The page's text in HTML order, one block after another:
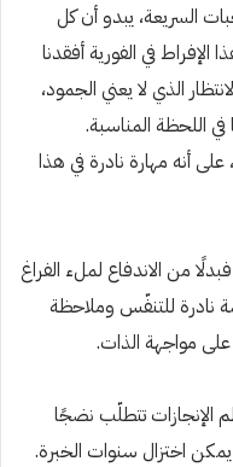
السريعة، يبدو أن كل
في الفورية أفقدنا
الذي لا يعني الجمود،
في اللحظة المناسبة.
على أنه مهارة نادرة في هذا
من الاندفاع لملء الفراغ
نادرة للتنفّس وملاحظة
على مواجهة الذات.
الإنجازات تتطلّب نضجًا
اختزال سنوات الخبرة.